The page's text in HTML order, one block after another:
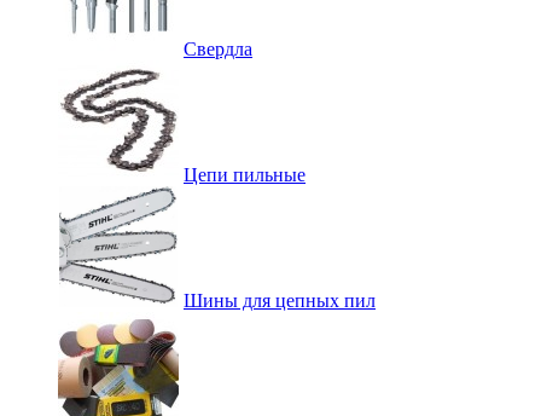
Свердла
Цепи пильные
Шины для цепных пил